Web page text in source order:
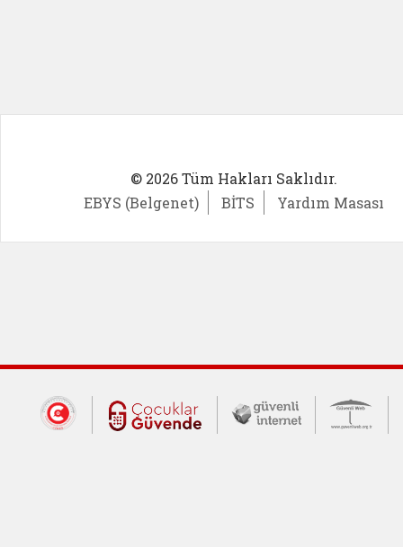
© 2026 Tüm Hakları Saklıdır.
EBYS (Belgenet)
BİTS Yardım Masası
Dış Bağlantılar
Cumhurbaşkanlığı İletişim Merkezi
Çocuklar Güvende (yeni
Güvenli